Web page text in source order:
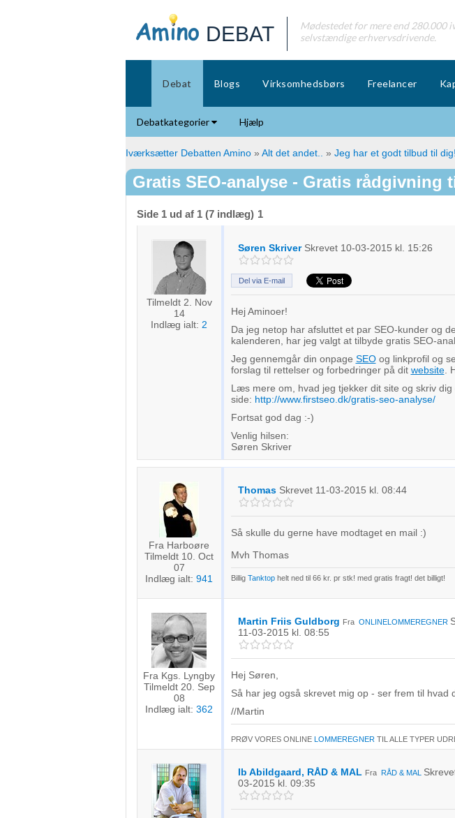
DEBAT
Mødestedet for mere end 280.000
selvstændige erhvervsdrivende.
Debat Blogs Virksomhedsbørs Freelancer
Debatkategorier Hjælp
Iværksætter Debatten Amino » Alt det andet.. » Jeg har et godt tilbud til dig!
Gratis SEO-analyse - Gratis rådgivning
Side 1 ud af 1 (7 indlæg) 1
Tilmeldt 2. Nov
14
Indlæg ialt: 2
Søren Skriver Skrevet 10-03-2015 kl. 15:26
Del via E-mail
Hej Aminoer!
Da jeg netop har afsluttet et par SEO-kunder og
kalenderen, har jeg valgt at tilbyde gratis SEO-
Jeg gennemgår din onpage SEOog linkprofil og
forslag til rettelser og forbedringer på dit website.
Læs mere om, hvad jeg tjekker dit site og skriv
side: http://www.firstseo.dk/gratis-seo-analyse/
Fortsat god dag :-)
Venlig hilsen:
Søren Skriver
Fra Harboøre
Tilmeldt 10. Oct
07
Indlæg ialt: 941
Thomas Skrevet 11-03-2015 kl. 08:44
Så skulle du gerne have modtaget en mail :)
Mvh Thomas
Billig Tanktophelt ned til 66 kr. pr stk! med gratis fragt! det billigt!
Fra Kgs. Lyngby
Tilmeldt 20. Sep
08
Indlæg ialt: 362
Martin Friis Guldborg Fra ONLINELOMMEREGNER
11-03-2015 kl. 08:55
Hej Søren,
Så har jeg også skrevet mig op - ser frem til hvad
//Martin
PRØV VORES ONLINE LOMMEREGNERTIL ALLE TYPER
Ib Abildgaard, RÅD & MAL Fra RÅD & MAL
03-2015 kl. 09:35